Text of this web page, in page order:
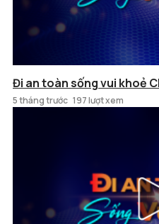
Đi an toàn sống vui khoẻ
5 tháng trước 197 lượt xem